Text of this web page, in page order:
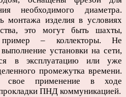
необходимого диаметра.
монтажа изделия в условиях
это могут быть шахты,
– коллекторы. Не
установки на сети,
в эксплуатацию или уже
промежутка времени.
свое применение в ходе
ПНД коммуникацией.